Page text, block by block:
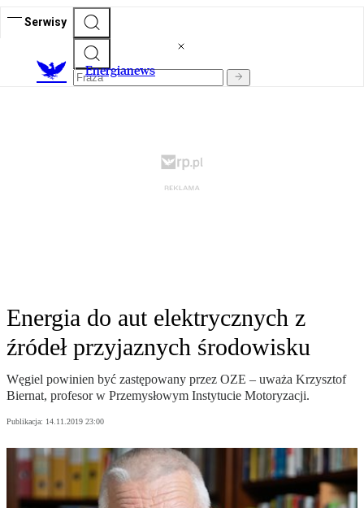
Serwisy
Energianews
Energia do aut elektrycznych z
źródeł przyjaznych środowisku
Węgiel powinien być zastępowany przez OZE – uważa Krzysztof
Biernat, profesor w Przemysłowym Instytucie Motoryzacji.
Publikacja: 14.11.2019 23:00